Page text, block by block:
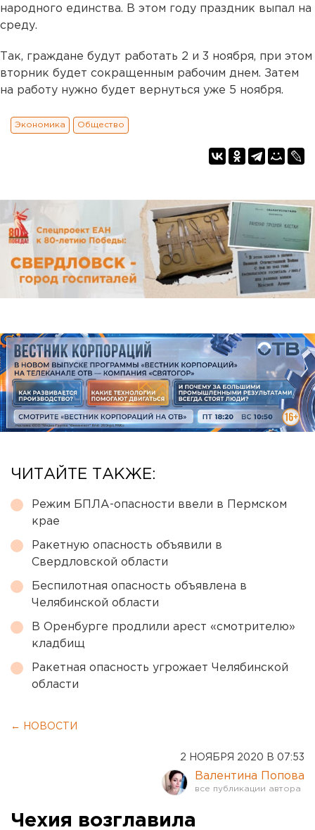
народного единства. В этом году праздник выпал на
среду.
Так, граждане будут работать 2 и 3 ноября, при этом
вторник будет сокращенным рабочим днем. Затем
на работу нужно будет вернуться уже 5 ноября.
Экономика Общество
ЧИТАЙТЕ ТАКЖЕ:
Режим БПЛА-опасности ввели в Пермском
крае
Ракетную опасность объявили в
Свердловской области
Беспилотная опасность объявлена в
Челябинской области
В Оренбурге продлили арест «смотрителю»
кладбищ
Ракетная опасность угрожает Челябинской
области
← НОВОСТИ
2 НОЯБРЯ 2020 В 07:53
Валентина Попова
Чехия возглавила